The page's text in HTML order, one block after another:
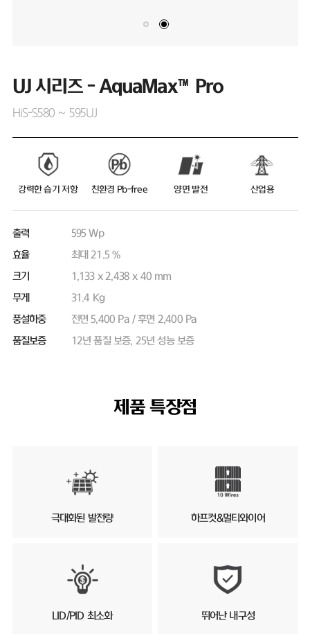
UJ 시리즈 - AquaMax™Pro
HiS-S580 ~ 595UJ
강력한 습기 저항 친환경 Pb-free 양면 발전 산업용
출력
595 Wp
효율
최대 21.5 %
크기
1,133 x 2,438 x 40 mm
무게
31.4 Kg
풍설하중
전면 5,400 Pa / 후면 2,400 Pa
품질보증
12년 품질 보증, 25년 성능 보증
제품 특장점
극대화된 발전량 하프컷&멀티와이어
LID/PID 최소화 뛰어난 내구성